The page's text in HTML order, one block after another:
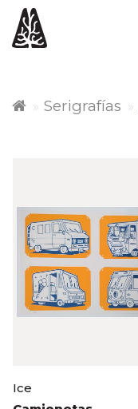
Serigrafías
Ice